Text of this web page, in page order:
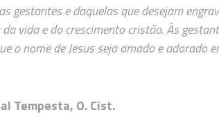
gestantes e daquelas que desejam
vida e do crescimento cristão. Às
o nome de Jesus seja amado e adorado
Tempesta, O. Cist.